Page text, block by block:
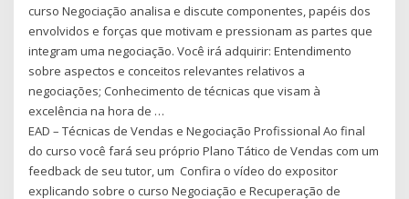
curso Negociação analisa e discute componentes, papéis dos
envolvidos e forças que motivam e pressionam as partes que
integram uma negociação. Você irá adquirir: Entendimento
sobre aspectos e conceitos relevantes relativos a
negociações; Conhecimento de técnicas que visam à
excelência na hora de …
EAD – Técnicas de Vendas e Negociação Profissional Ao final
do curso você fará seu próprio Plano Tático de Vendas com um
feedback de seu tutor, um Confira o vídeo do expositor
explicando sobre o curso Negociação e Recuperação de